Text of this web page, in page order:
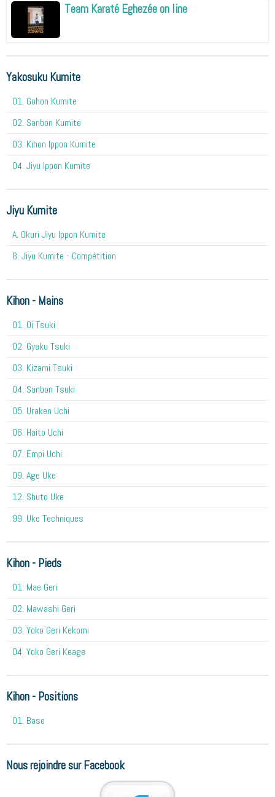
Team Karaté Eghezée on line
Yakosuku Kumite
01. Gohon Kumite
02. Sanbon Kumite
03. Kihon Ippon Kumite
04. Jiyu Ippon Kumite
Jiyu Kumite
A. Okuri Jiyu Ippon Kumite
B. Jiyu Kumite - Compétition
Kihon - Mains
O1. Oi Tsuki
02. Gyaku Tsuki
03. Kizami Tsuki
04. Sanbon Tsuki
05. Uraken Uchi
06. Haito Uchi
07. Empi Uchi
09. Age Uke
12. Shuto Uke
99. Uke Techniques
Kihon - Pieds
01. Mae Geri
02. Mawashi Geri
03. Yoko Geri Kekomi
04. Yoko Geri Keage
Kihon - Positions
01. Base
Nous rejoindre sur Facebook